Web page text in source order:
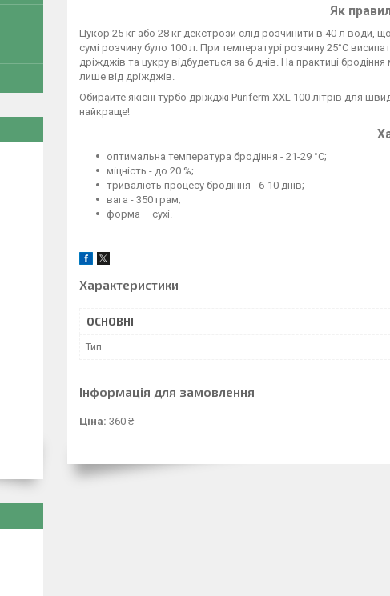
Як
Цукор 25 кг або 28 кг декстрози слід розчинити в 40 л води,
сумі розчину було 100 л. При температурі розчину 25°С
дріжджів та цукру відбудеться за 6 днів. На практиці
лише від дріжджів.
Обирайте якісні турбо дріжджі Puriferm XXL 100 літрів для
найкраще!
оптимальна температура бродіння - 21-29 °C;
міцність - до 20 %;
тривалість процесу бродіння - 6-10 днів;
вага - 350 грам;
форма – сухі.
Характеристики
ОСНОВНІ
Тип
Інформація для замовлення
Ціна: 360 ₴